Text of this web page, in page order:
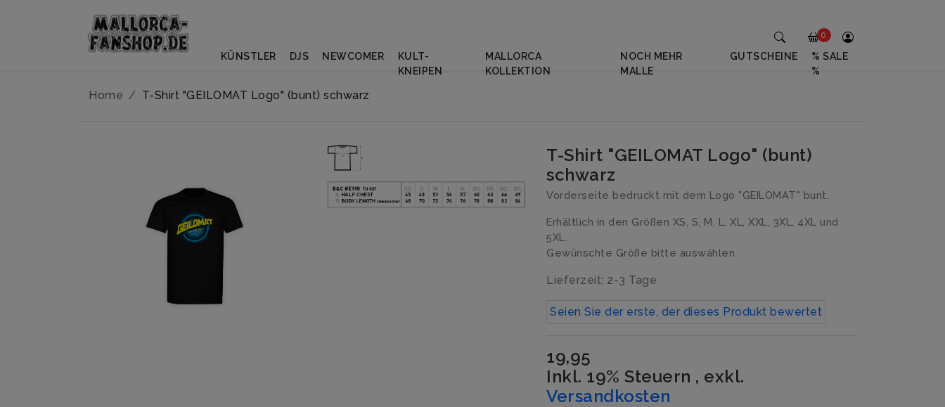
Home T-Shirt "GEILOMAT Logo" (bunt) schwarz
T-Shirt "GEILOMAT Logo" (bunt)
schwarz
Vorderseite bedruckt mit dem Logo "GEILOMAT" bunt.
Erhältlich in den Größen XS, S, M, L, XL, XXL, 3XL, 4XL und
5XL.
Gewünschte Größe bitte auswählen
Lieferzeit: 2-3 Tage
Seien Sie der erste, der dieses Produkt bewertet
19,95
Inkl. 19% Steuern , exkl.
Versandkosten
0
KÜNSTLER DJS NEWCOMER
KULT-
KNEIPEN
MALLORCA
KOLLEKTION
NOCH MEHR
MALLE
GUTSCHEINE
% SALE
%